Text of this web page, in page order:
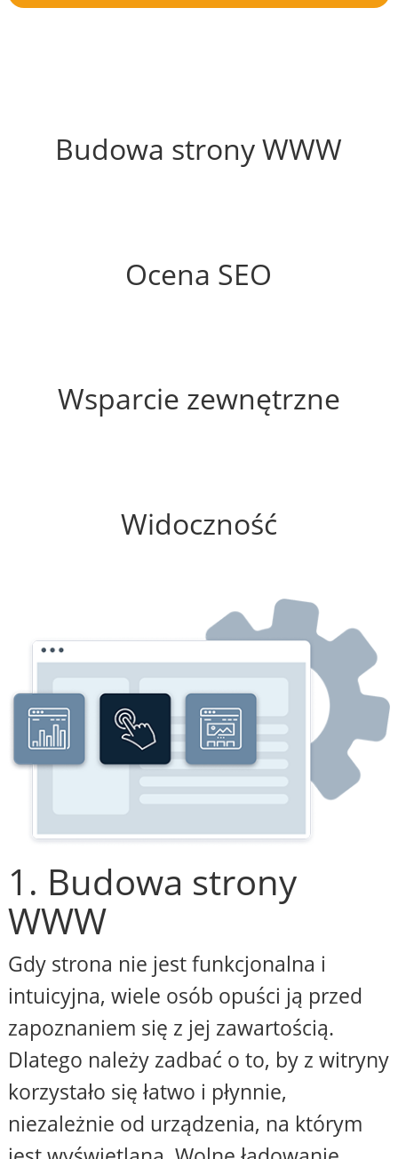
Budowa strony WWW
Ocena SEO
Wsparcie zewnętrzne
Widoczność
1. Budowa strony
WWW
Gdy strona nie jest funkcjonalna i
intuicyjna, wiele osób opuści ją przed
zapoznaniem się z jej zawartością.
Dlatego należy zadbać o to, by z witryny
korzystało się łatwo i płynnie,
niezależnie od urządzenia, na którym